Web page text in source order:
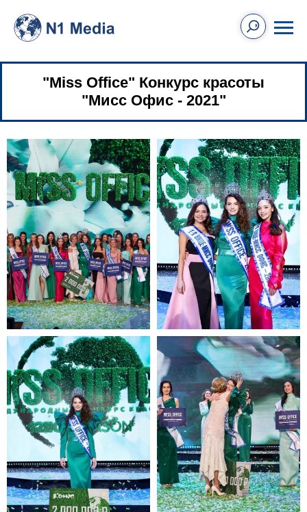
"Miss Office" Конкурс красоты
"Мисс Офис - 2021"